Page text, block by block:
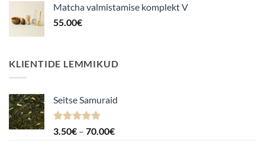
Matcha valmistamise komplekt V
55.00€
KLIENTIDE LEMMIKUD
Seitse Samuraid
Hinnanguga
3.50€ – 70.00€Hinnavahemik: